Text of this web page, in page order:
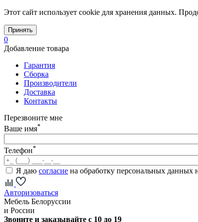
Этот сайт использует cookie для хранения данных.
Принять
0
Добавление товара
Гарантия
Сборка
Производители
Доставка
Контакты
Перезвоните мне
Ваше имя*
Телефон*
Я даю согласие на обработку персональных данных
Авторизоваться
Мебель Белоруссии
и России
Звоните и заказывайте с 10 до 19